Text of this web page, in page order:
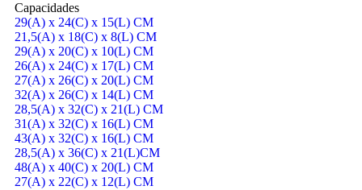
Capacidades
29(A) x 24(C) x 15(L) CM
21,5(A) x 18(C) x 8(L) CM
29(A) x 20(C) x 10(L) CM
26(A) x 24(C) x 17(L) CM
27(A) x 26(C) x 20(L) CM
32(A) x 26(C) x 14(L) CM
28,5(A) x 32(C) x 21(L) CM
31(A) x 32(C) x 16(L) CM
43(A) x 32(C) x 16(L) CM
28,5(A) x 36(C) x 21(L)CM
48(A) x 40(C) x 20(L) CM
27(A) x 22(C) x 12(L) CM